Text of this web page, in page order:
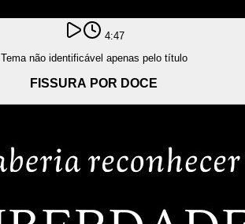
4:47
Tema não identificável apenas pelo título
FISSURA POR DOCE